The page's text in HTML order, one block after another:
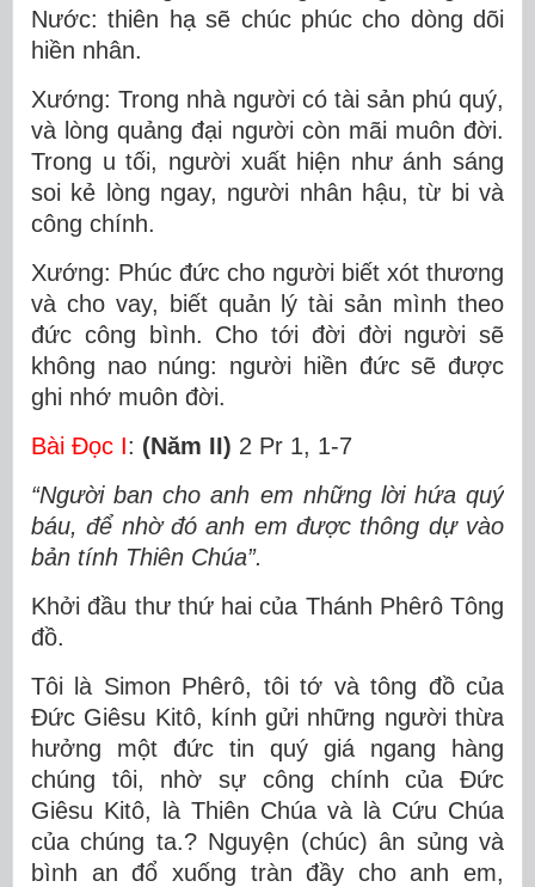
Nước: thiên hạ sẽ chúc phúc cho dòng dõi
hiền nhân.
Xướng: Trong nhà người có tài sản phú quý,
và lòng quảng đại người còn mãi muôn đời.
Trong u tối, người xuất hiện như ánh sáng
soi kẻ lòng ngay, người nhân hậu, từ bi và
công chính.
Xướng: Phúc đức cho người biết xót thương
và cho vay, biết quản lý tài sản mình theo
đức công bình. Cho tới đời đời người sẽ
không nao núng: người hiền đức sẽ được
ghi nhớ muôn đời.
Bài Ðọc I: (Năm II) 2 Pr 1, 1-7
“Người ban cho anh em những lời hứa quý
báu, để nhờ đó anh em được thông dự vào
bản tính Thiên Chúa”.
Khởi đầu thư thứ hai của Thánh Phêrô Tông
đồ.
Tôi là Simon Phêrô, tôi tớ và tông đồ của
Ðức Giêsu Kitô, kính gửi những người thừa
hưởng một đức tin quý giá ngang hàng
chúng tôi, nhờ sự công chính của Ðức
Giêsu Kitô, là Thiên Chúa và là Cứu Chúa
của chúng ta.? Nguyện (chúc) ân sủng và
bình an đổ xuống tràn đầy cho anh em,